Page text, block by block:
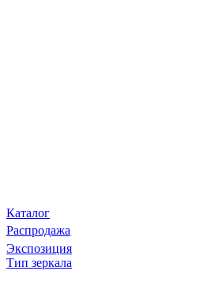
Каталог
Распродажа
Экспозиция
Тип зеркала